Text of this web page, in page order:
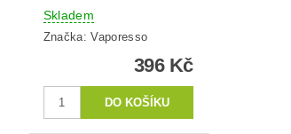
Skladem
Značka:Vaporesso
396 Kč